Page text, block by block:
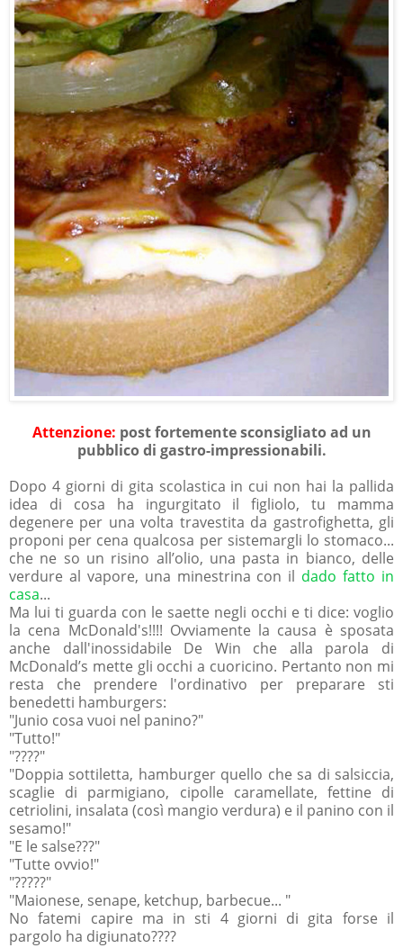
Attenzione: post fortemente sconsigliato ad un
pubblico di gastro-impressionabili.
Dopo 4 giorni di gita scolastica in cui non hai la pallida
idea di cosa ha ingurgitato il figliolo, tu mamma
degenere per una volta travestita da gastrofighetta, gli
proponi per cena qualcosa per sistemargli lo stomaco...
che ne so un risino all’olio, una pasta in bianco, delle
verdure al vapore, una minestrina con il dado fatto in
casa...
Ma lui ti guarda con le saette negli occhi e ti dice: voglio
la cena McDonald's!!!! Ovviamente la causa è sposata
anche dall'inossidabile De Win che alla parola di
McDonald’s mette gli occhi a cuoricino. Pertanto non mi
resta che prendere l'ordinativo per preparare sti
benedetti hamburgers:
"Junio cosa vuoi nel panino?"
"Tutto!"
"????"
"Doppia sottiletta, hamburger quello che sa di salsiccia,
scaglie di parmigiano, cipolle caramellate, fettine di
cetriolini, insalata (così mangio verdura) e il panino con il
sesamo!"
"E le salse???"
"Tutte ovvio!"
"?????"
"Maionese, senape, ketchup, barbecue... "
No fatemi capire ma in sti 4 giorni di gita forse il
pargolo ha digiunato????